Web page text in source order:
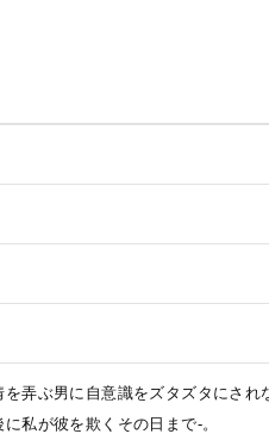
弄ぶ男に自意識をズタズタにされ
私が彼を欺くその日まで-。